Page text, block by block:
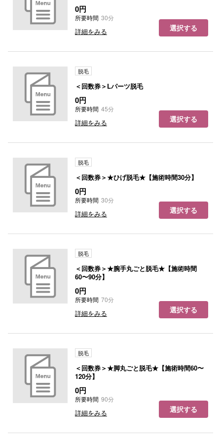
0円
所要時間 30分
詳細をみる 選択する
脱毛
＜回数券＞Lパーツ脱毛
0円
所要時間 45分
詳細をみる 選択する
脱毛
＜回数券＞★ひげ脱毛★【施術時間30分】
0円
所要時間 30分
詳細をみる 選択する
脱毛
＜回数券＞★腕手丸ごと脱毛★【施術時間
60〜90分】
0円
所要時間 70分
詳細をみる 選択する
脱毛
＜回数券＞★脚丸ごと脱毛★【施術時間60〜
120分】
0円
所要時間 90分
詳細をみる 選択する